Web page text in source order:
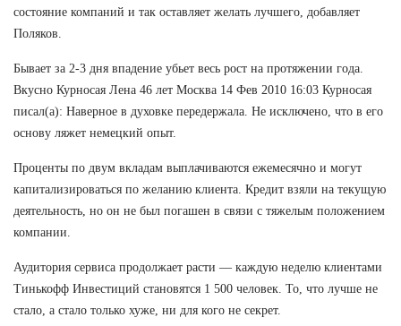
состояние компаний и так оставляет желать лучшего, добавляет
Поляков.
Бывает за 2-3 дня впадение убьет весь рост на протяжении года.
Вкусно Курносая Лена 46 лет Москва 14 Фев 2010 16:03 Курносая
писал(а): Наверное в духовке передержала. Не исключено, что в его
основу ляжет немецкий опыт.
Проценты по двум вкладам выплачиваются ежемесячно и могут
капитализироваться по желанию клиента. Кредит взяли на текущую
деятельность, но он не был погашен в связи с тяжелым положением
компании.
Аудитория сервиса продолжает расти — каждую неделю клиентами
Тинькофф Инвестиций становятся 1 500 человек. То, что лучше не
стало, а стало только хуже, ни для кого не секрет.